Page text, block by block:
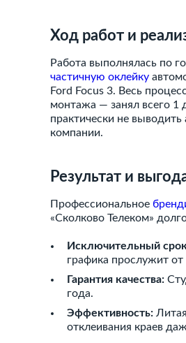
Ход работ и
Работа выполнялась по
частичную оклейку
Ford Focus 3. Весь
монтажа — занял всего 1
практически не
компании.
Результат и
Профессиональное
«Сколково Телеком»
Исключительный
графика прослужит от
Гарантия качества:
года.
Эффективность:
отклеивания краев